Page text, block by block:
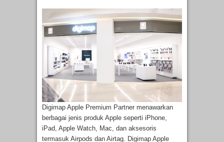
Digimap Apple Premium Partner menawarkan
berbagai jenis produk Apple seperti iPhone,
iPad, Apple Watch, Mac, dan aksesoris
termasuk Airpods dan Airtag. Digimap Apple